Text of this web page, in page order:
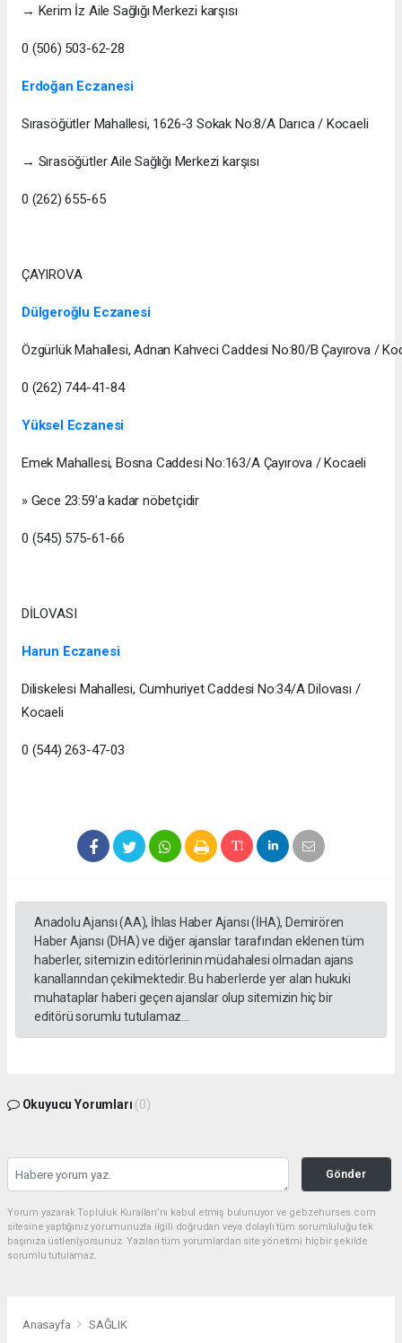
→ Kerim İz Aile Sağlığı Merkezi karşısı
0 (506) 503-62-28
Erdoğan Eczanesi
Sırasöğütler Mahallesi, 1626-3 Sokak No:8/A Darıca / Kocaeli
→ Sırasöğütler Aile Sağlığı Merkezi karşısı
0 (262) 655-65
ÇAYIROVA
Dülgeroğlu Eczanesi
Özgürlük Mahallesi, Adnan Kahveci Caddesi No:80/B Çayırova /
0 (262) 744-41-84
Yüksel Eczanesi
Emek Mahallesi, Bosna Caddesi No:163/A Çayırova / Kocaeli
» Gece 23:59'a kadar nöbetçidir
0 (545) 575-61-66
DİLOVASI
Harun Eczanesi
Diliskelesi Mahallesi, Cumhuriyet Caddesi No:34/A Dilovası /
Kocaeli
0 (544) 263-47-03
Anadolu Ajansı (AA), İhlas Haber Ajansı (İHA), Demirören
Haber Ajansı (DHA) ve diğer ajanslar tarafından eklenen tüm
haberler, sitemizin editörlerinin müdahalesi olmadan ajans
kanallarından çekilmektedir. Bu haberlerde yer alan hukuki
muhataplar haberi geçen ajanslar olup sitemizin hiç bir
editörü sorumlu tutulamaz...
Okuyucu Yorumları (0)
Gönder
Yorum yazarak Topluluk Kuralları’nı kabul etmiş bulunuyor ve gebzehurses.com
sitesine yaptığınız yorumunuzla ilgili doğrudan veya dolaylı tüm sorumluluğu tek
başınıza üstleniyorsunuz. Yazılan tüm yorumlardan site yönetimi hiçbir şekilde
sorumlu tutulamaz.
Anasayfa SAĞLIK